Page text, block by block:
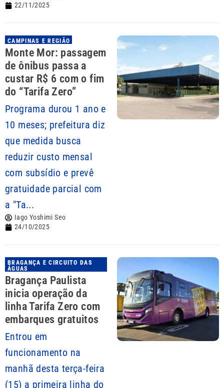
22/11/2025
CAMPINAS E REGIÃO
Monte Mor: passagem
de ônibus passa a
custar R$ 6 com o fim
do “Tarifa Zero”
Programa durou 1 ano e
10 meses; prefeitura diz
que medida busca
reduzir custo mensal
com subsídio e prevê
gratuidade parcial com
a "Ta...
Iago Yoshimi Seo
24/10/2025
BRAGANÇA E CIRCUITO DAS
ÁGUAS
Bragança Paulista
inicia operação da
linha Tarifa Zero com
embarques gratuitos
Entrou em
funcionamento na
manhã desta terça-feira
(15) a primeira linha do